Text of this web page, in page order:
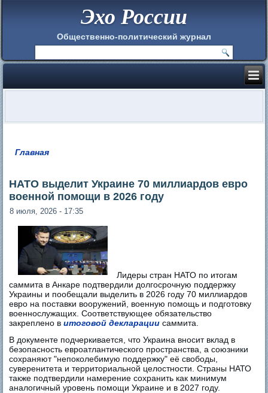
Эхо России
Общественно-политический журнал
Главная
НАТО выделит Украине 70 миллиардов евро
военной помощи в 2026 году
8 июля, 2026 - 17:35
Лидеры стран НАТО по итогам
саммита в Анкаре подтвердили долгосрочную поддержку
Украины и пообещали выделить в 2026 году 70 миллиардов
евро на поставки вооружений, военную помощь и подготовку
военнослужащих. Соответствующее обязательство
закреплено витоговой декларации саммита.
В документе подчеркивается, что Украина вносит вклад в
безопасность евроатлантического пространства, а союзники
сохраняют "непоколебимую поддержку" её свободы,
суверенитета и территориальной целостности. Страны НАТО
также подтвердили намерение сохранить как минимум
аналогичный уровень помощи Украине и в 2027 году.